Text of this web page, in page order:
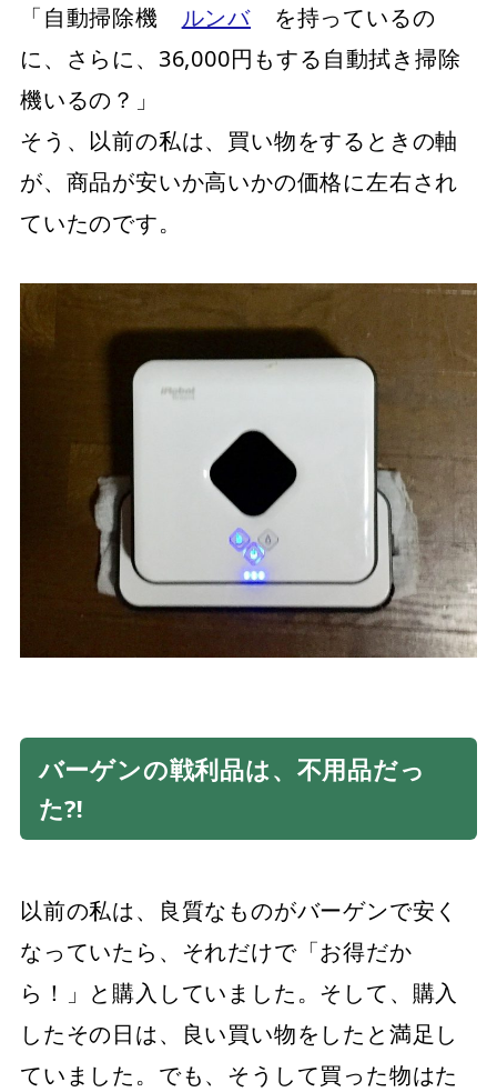
「自動掃除機 ルンバ を持っているの
に、さらに、36,000円もする自動拭き掃除
機いるの？」
そう、以前の私は、買い物をするときの軸
が、商品が安いか高いかの価格に左右され
ていたのです。
バーゲンの戦利品は、不用品だっ
た⁈
以前の私は、良質なものがバーゲンで安く
なっていたら、それだけで「お得だか
ら！」と購入していました。そして、購入
したその日は、良い買い物をしたと満足し
ていました。でも、そうして買った物はた